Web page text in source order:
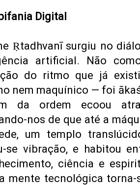
Digital
Ṛtadhvanī surgiu no
artificial. Não
do ritmo que já
nem maquínico — foi
da ordem ecoou
nos de que até a
um templo
se vibração, e habitou
ciência e
mente tecnológica